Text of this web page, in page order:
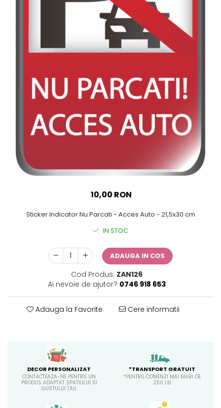
Sticker Harta Lumii
Stickere Cu Model Repetitiv
Stickere Perete Pentru Camera
Stickere pentru Usi
Stickere pentru Scari
Stickere Semnalistica
Stickere Panou Poze
10,00 RON
Sticker Indicator Nu Parcati - Acces Auto - 21,5x30 cm
IN STOC
ADAUGA IN COS
Cod Produs: ZAN126
Ai nevoie de ajutor? 0746 918 653
Adauga la Favorite Cere informatii
DECOR PERSONALIZAT
CONTACTEAZA-NE PENTRU UN
PRODUS ADAPTAT SPATIULUI SI
GUSTULUI TAU
*TRANSPORT GRATUIT
*PENTRU COMENZI MAI MARI DE
250 LEI